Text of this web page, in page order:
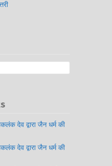
देव द्वारा जैन धर्म की
देव द्वारा जैन धर्म की